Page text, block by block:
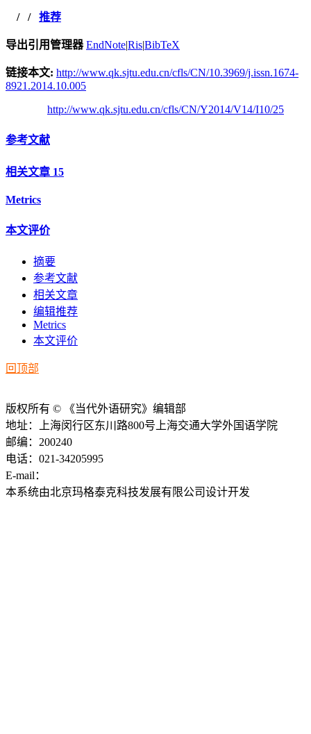
/ / 推荐
导出引用管理器 EndNote|Ris|BibTeX
链接本文: http://www.qk.sjtu.edu.cn/cfls/CN/10.3969/j.issn.1674-
8921.2014.10.005
http://www.qk.sjtu.edu.cn/cfls/CN/Y2014/V14/I10/25
参考文献
相关文章 15
Metrics
本文评价
摘要
参考文献
相关文章
编辑推荐
Metrics
本文评价
回顶部
版权所有 © 《当代外语研究》编辑部
地址：上海闵行区东川路800号上海交通大学外国语学院
邮编：200240
电话：021-34205995
E-mail：
本系统由北京玛格泰克科技发展有限公司设计开发